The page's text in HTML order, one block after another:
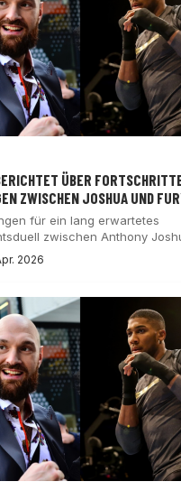
ÜBER
ZWISCHEN JOSHUA UND
für ein lang erwartetes
zwischen Anthony
kurz…
2026